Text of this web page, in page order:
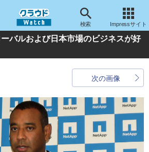
検索 Impressサイト
バルおよび日本市場のビジネスが好
次の画像